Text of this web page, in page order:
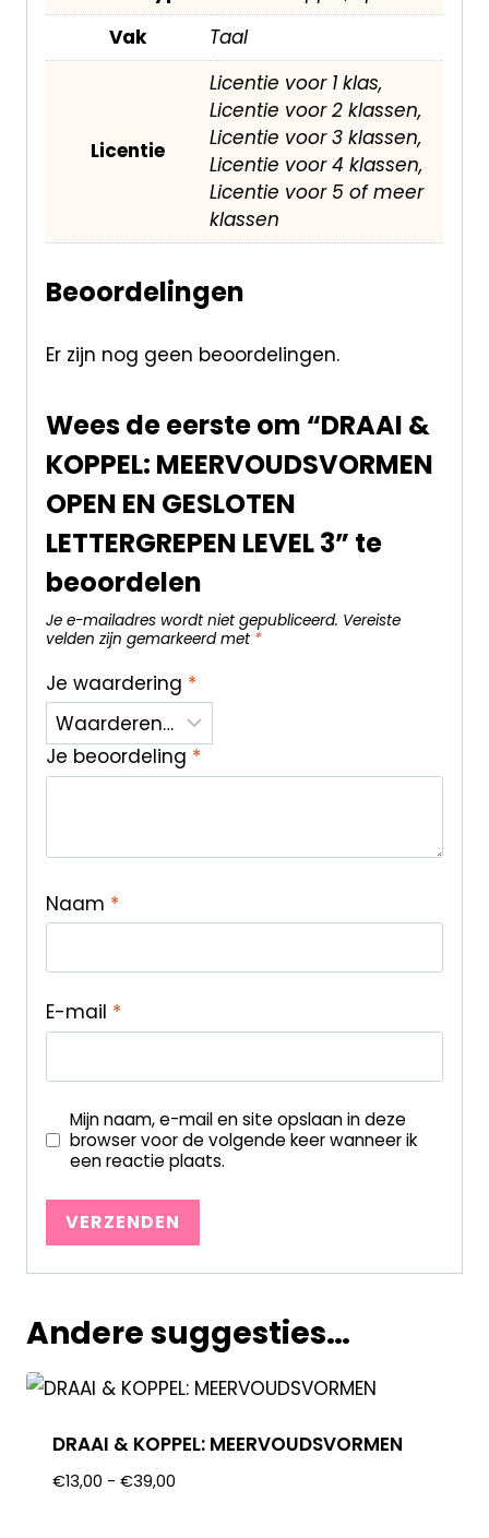
Vak
Taal
Licentie
Licentie voor 1 klas,
Licentie voor 2 klassen,
Licentie voor 3 klassen,
Licentie voor 4 klassen,
Licentie voor 5 of meer
klassen
Beoordelingen
Er zijn nog geen beoordelingen.
Wees de eerste om “DRAAI &
KOPPEL: MEERVOUDSVORMEN
OPEN EN GESLOTEN
LETTERGREPEN LEVEL 3” te
beoordelen
Je e-mailadres wordt niet gepubliceerd. Vereiste
velden zijn gemarkeerd met *
Je waardering *
Je beoordeling *
Naam *
E-mail *
Mijn naam, e-mail en site opslaan in deze
browser voor de volgende keer wanneer ik
een reactie plaats.
Andere suggesties…
DRAAI & KOPPEL: MEERVOUDSVORMEN
€13,00 - €39,00